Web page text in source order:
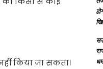
किया जा सकता।